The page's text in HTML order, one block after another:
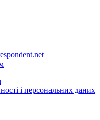
і персональних даних